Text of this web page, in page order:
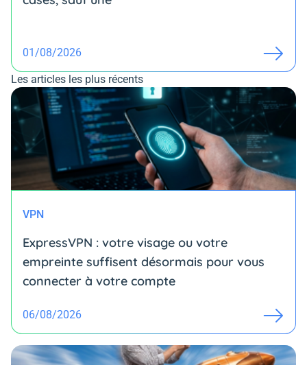
01/08/2026
Les articles les plus récents
VPN
ExpressVPN : votre visage ou votre
empreinte suffisent désormais pour vous
connecter à votre compte
06/08/2026